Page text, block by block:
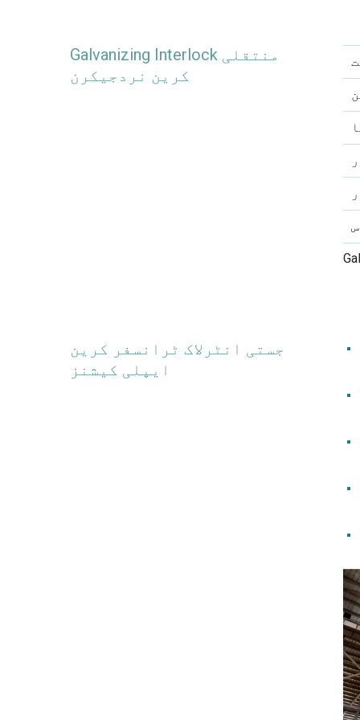
Galvanizing Interlock منتقلی
کرین نردجیکرن
جستی انٹرلاک ٹرانسفر کرین
ایپلی کیشنز